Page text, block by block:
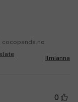
cocopanda.no
Ilmianna
0